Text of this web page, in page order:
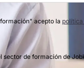
acepto la
sector de formación de